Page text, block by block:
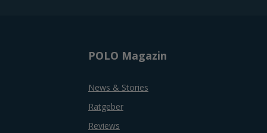
POLO Magazin
News & Stories
Ratgeber
Reviews